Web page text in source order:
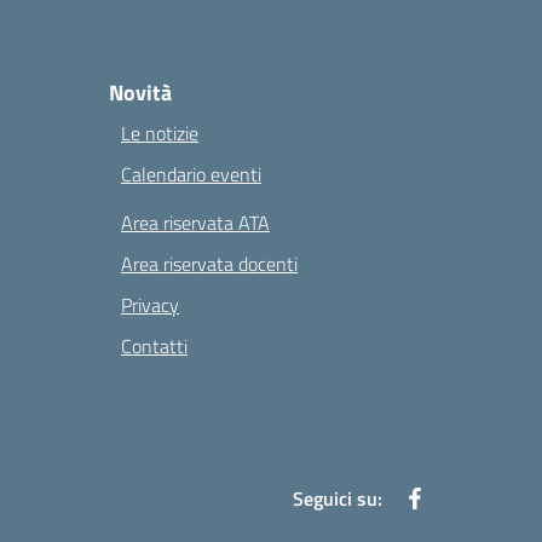
Novità
Le notizie
Calendario eventi
Area riservata ATA
Area riservata docenti
Privacy
Contatti
Seguici su: